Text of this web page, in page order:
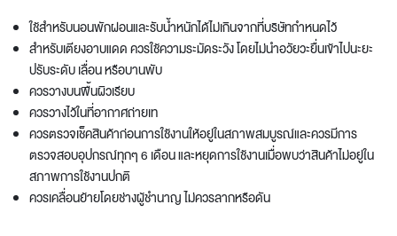
ใช้สำหรับนอนพักผ่อนและรับน้ำหนักได้ไม่เกินจากที่บริษัทกำหนดไว้
สำหรับเตียงอาบแดด ควรใช้ความระมัดระวัง โดยไม่นำอวัยวะยื่นเข้าไปนะยะ
ปรับระดับ เลื่อน หรือบานพับ
ควรวางบนพื้นผิวเรียบ
ควรวางไว้ในที่อากาศถ่ายเท
ควรตรวจเช็คสินค้าก่อนการใช้งานให้อยู่ในสภาพสมบูรณ์และควรมีการ
ตรวจสอบอุปกรณ์ทุกๆ 6 เดือน และหยุดการใช้งานเมื่อพบว่าสินค้าไม่อยู่ใน
สภาพการใช้งานปกติ
ควรเคลื่อนย้ายโดยช่างผู้ชำนาญ ไม่ควรลากหรือดัน